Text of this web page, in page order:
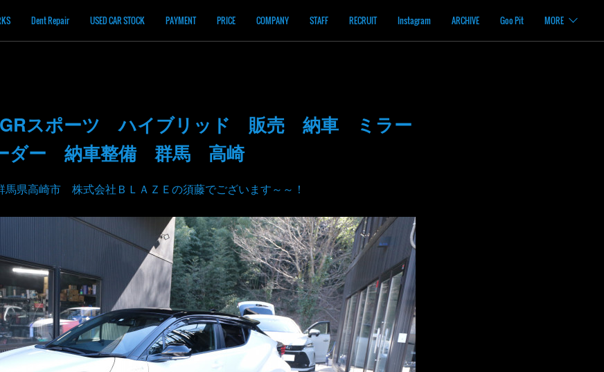
Dent Repair USED CAR STOCK PAYMENT PRICE COMPANY STAFF RECRUIT Instagram ARCHIVE Goo Pit MORE
スポーツ ハイブリッド 販売 納車 ミラー
ダー 納車整備 群馬 高崎
馬県高崎市 株式会社ＢＬＡＺＥの須藤でございます～～！